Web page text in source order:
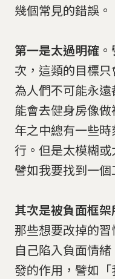
幾個常見的錯誤。
第一是太過明確
次，這類的目標
為人們不可能永
能會去健身房像
年之中總有一些
行。但是太模糊或
譬如我要找到一個
其次是被負面框架
那些想要改掉的
自己陷入負面情
發的作用，譬如